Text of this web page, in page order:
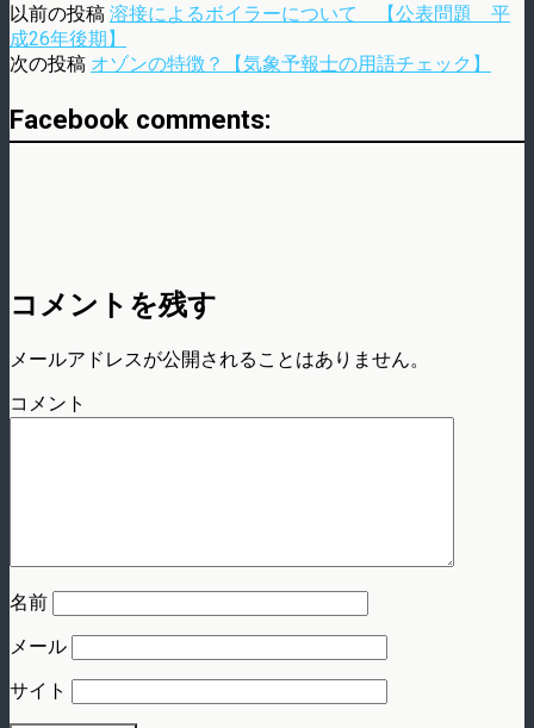
以前の投稿 溶接によるボイラーについて 【公表問題 平
成26年後期】
次の投稿 オゾンの特徴？【気象予報士の用語チェック】
Facebook comments:
コメントを残す
メールアドレスが公開されることはありません。
コメント
名前
メール
サイト